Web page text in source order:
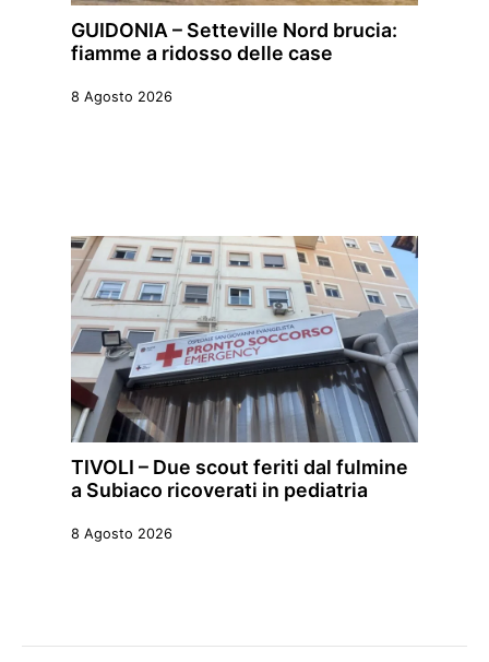
GUIDONIA – Setteville Nord brucia:
fiamme a ridosso delle case
8 Agosto 2026
TIVOLI – Due scout feriti dal fulmine
a Subiaco ricoverati in pediatria
8 Agosto 2026